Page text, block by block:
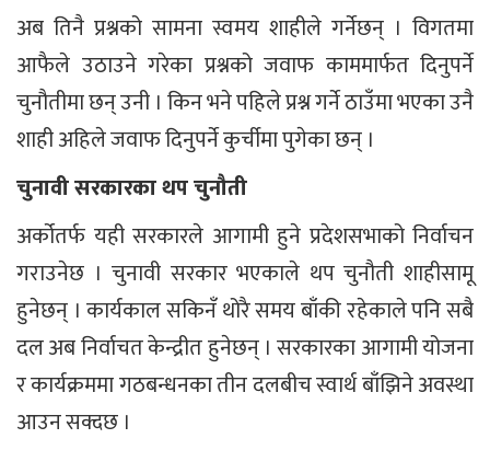
अब तिनै प्रश्नको सामना स्वमय शाहीले गर्नेछन् । विगतमा
आफैले उठाउने गरेका प्रश्नको जवाफ काममार्फत दिनुपर्ने
चुनौतीमा छन् उनी । किन भने पहिले प्रश्न गर्ने ठाउँमा भएका उनै
शाही अहिले जवाफ दिनुपर्ने कुर्चीमा पुगेका छन् ।
चुनावी सरकारका थप चुनौती
अर्कोतर्फ यही सरकारले आगामी हुने प्रदेशसभाको निर्वाचन
गराउनेछ । चुनावी सरकार भएकाले थप चुनौती शाहीसामू
हुनेछन् । कार्यकाल सकिनँ थोरै समय बाँकी रहेकाले पनि सबै
दल अब निर्वाचत केन्द्रीत हुनेछन् । सरकारका आगामी योजना
र कार्यक्रममा गठबन्धनका तीन दलबीच स्वार्थ बाँझिने अवस्था
आउन सक्दछ ।